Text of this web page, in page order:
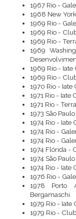
1967 Rio -
1968 New
1969 Rio -
1969 Rio -
1969 Rio -
1969
1969 Rio - Iate
1969 Rio -
1970 Rio - Iate
1971 Rio - Iate
1971 Rio -
1973 São
1974 Rio - Iate
1974 Rio -
1974 Rio -
1974 Flórida -
1974 São
1974 Rio - Iate
1976 Rio -
1978 Porto
Bergamaschi
1979 Rio - Iate
1979 Rio -